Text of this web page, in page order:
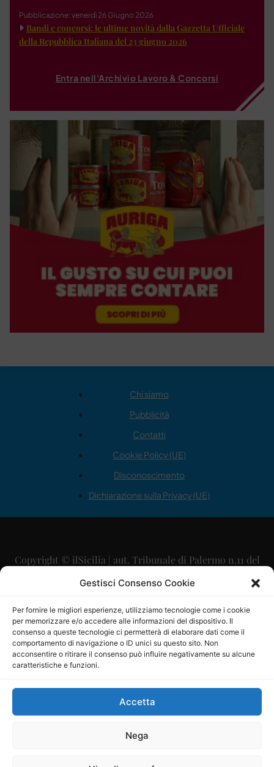
Gestisci Consenso Cookie
Per fornire le migliori esperienze, utilizziamo tecnologie come i cookie
per memorizzare e/o accedere alle informazioni del dispositivo. Il
consenso a queste tecnologie ci permetterà di elaborare dati come il
comportamento di navigazione o ID unici su questo sito. Non
acconsentire o ritirare il consenso può influire negativamente su alcune
caratteristiche e funzioni.
Accetta
Nega
Pubblicazione: venerdì 26 Giugno 2026
Bandi e concorsi: le ultime novità dalla Gazzetta Ufficiale
della Repubblica Italiana del 23 giugno 2026
Entra nell'Archivio Lavoro & Concorsi
Chi siamo
Pubblicità
Contatti
Cookie Policy (UE)
Disconoscimento
Dichiarazione sulla Privacy (UE)
Copyright © ilSicilia | aut. Tribunale di Palermo n.11 del
29/09/2015
Direttore Editoriale: Maurizio Scaglione
Direttore Responsabile: Maria Calabrese
P.IVA: 06334930820
Mercurio Comunicazione Società Cooperativa a r.l. è
iscritta al Registro degli Operatori di Comunicazione al